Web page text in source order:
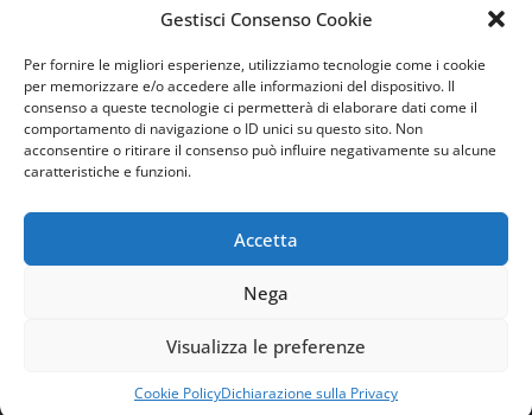
Gestisci Consenso Cookie
Per fornire le migliori esperienze, utilizziamo tecnologie come i cookie
per memorizzare e/o accedere alle informazioni del dispositivo. Il
consenso a queste tecnologie ci permetterà di elaborare dati come il
comportamento di navigazione o ID unici su questo sito. Non
acconsentire o ritirare il consenso può influire negativamente su alcune
caratteristiche e funzioni.
Accetta
Nega
Visualizza le preferenze
Cookie PolicyDichiarazione sulla Privacy
27 Luglio 2026
Rotte di Tutto il Mondo
11935200151 | Privacy policy